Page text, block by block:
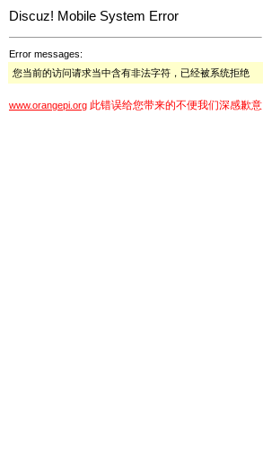
Discuz! Mobile System Error
Error messages:
您当前的访问请求当中含有非法字符，已经被系统拒绝
www.orangepi.org 此错误给您带来的不便我们深感歉意